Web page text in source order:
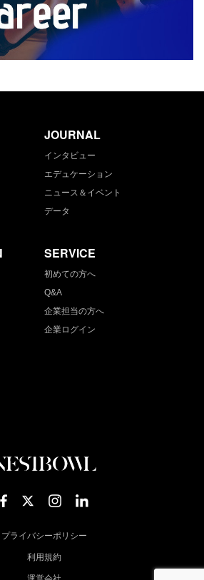
JOURNAL
インタビュー
エデュケーション
ニュース＆イベント
データ
SERVICE
初めての方へ
Q&A
企業担当の方へ
企業ログイン
プライバシーポリシー
利用規約